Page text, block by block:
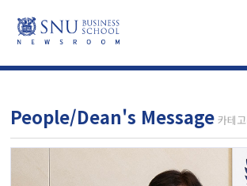
People/Dean's Message 카테